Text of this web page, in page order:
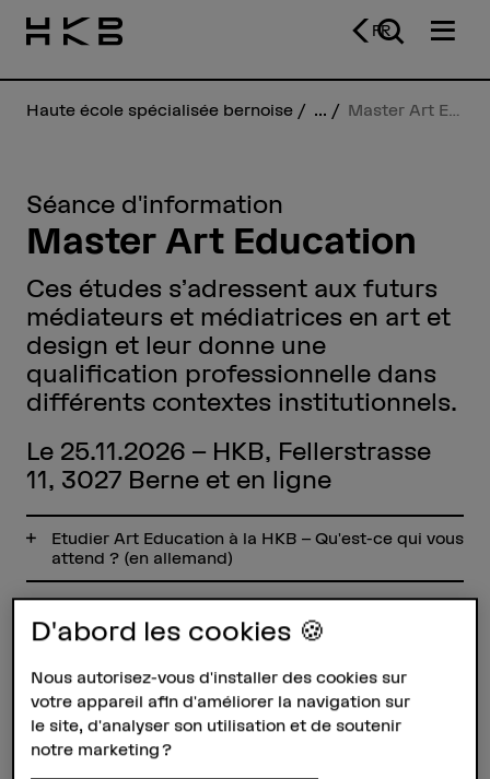
FR
Haute école spécialisée bernoise ...
Séance d'information
Master Art Education
Ces études s’adressent aux futurs
médiateurs et médiatrices en art et
design et leur donne une
qualification professionnelle dans
différents contextes institutionnels.
Le 25.11.2026 – HKB, Fellerstrasse
11, 3027 Berne et en ligne
Etudier Art Education à la HKB – Qu'est-ce qui vous
attend ? (en allemand)
Tour d'horizon de la domaine Arts visuels et design
(en allemand)
Programme de la dernière édition
9h30
D'abord les cookies 🍪
Nous autorisez-vous d'installer des cookies sur
votre appareil afin d'améliorer la navigation sur
le site, d'analyser son utilisation et de soutenir
notre marketing ?